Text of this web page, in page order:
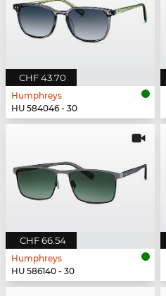
CHF 43.70
Humphreys
HU 584046 - 30
CHF 66.54
Humphreys
HU 586140 - 30